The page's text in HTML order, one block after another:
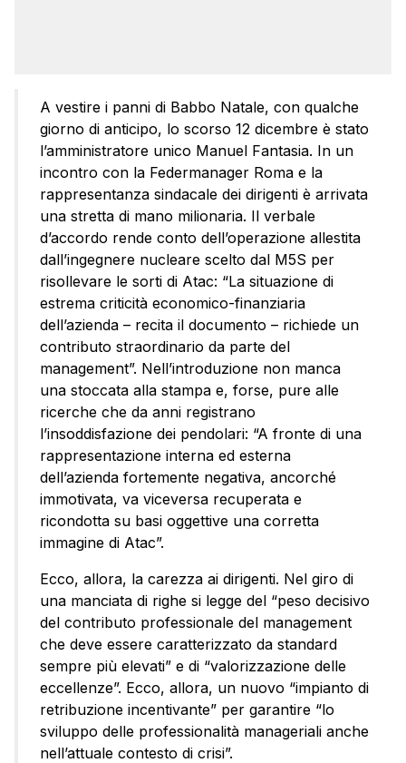
A vestire i panni di Babbo Natale, con qualche
giorno di anticipo, lo scorso 12 dicembre è stato
l’amministratore unico Manuel Fantasia. In un
incontro con la Federmanager Roma e la
rappresentanza sindacale dei dirigenti è arrivata
una stretta di mano milionaria. Il verbale
d’accordo rende conto dell’operazione allestita
dall’ingegnere nucleare scelto dal M5S per
risollevare le sorti di Atac: “La situazione di
estrema criticità economico-finanziaria
dell’azienda – recita il documento – richiede un
contributo straordinario da parte del
management”. Nell’introduzione non manca
una stoccata alla stampa e, forse, pure alle
ricerche che da anni registrano
l’insoddisfazione dei pendolari: “A fronte di una
rappresentazione interna ed esterna
dell’azienda fortemente negativa, ancorché
immotivata, va viceversa recuperata e
ricondotta su basi oggettive una corretta
immagine di Atac”.
Ecco, allora, la carezza ai dirigenti. Nel giro di
una manciata di righe si legge del “peso decisivo
del contributo professionale del management
che deve essere caratterizzato da standard
sempre più elevati” e di “valorizzazione delle
eccellenze”. Ecco, allora, un nuovo “impianto di
retribuzione incentivante” per garantire “lo
sviluppo delle professionalità manageriali anche
nell’attuale contesto di crisi”.